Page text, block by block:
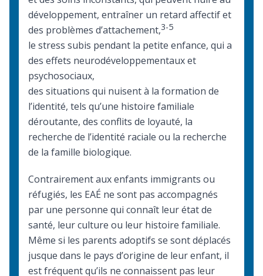
développement, entraîner un retard affectif et
des problèmes d’attachement,3-5
le stress subis pendant la petite enfance, qui a
des effets neurodéveloppementaux et
psychosociaux,
des situations qui nuisent à la formation de
l’identité, tels qu’une histoire familiale
déroutante, des conflits de loyauté, la
recherche de l’identité raciale ou la recherche
de la famille biologique.
Contrairement aux enfants immigrants ou
réfugiés, les EAÉ ne sont pas accompagnés
par une personne qui connaît leur état de
santé, leur culture ou leur histoire familiale.
Même si les parents adoptifs se sont déplacés
jusque dans le pays d’origine de leur enfant, il
est fréquent qu’ils ne connaissent pas leur